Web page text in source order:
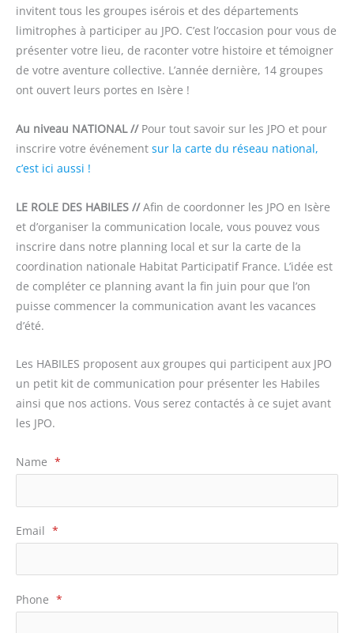
invitent tous les groupes isérois et des départements
limitrophes à participer au JPO. C’est l’occasion pour vous de
présenter votre lieu, de raconter votre histoire et témoigner
de votre aventure collective. L’année dernière, 14 groupes
ont ouvert leurs portes en Isère !
Au niveau NATIONAL //Pour tout savoir sur les JPO et pour
inscrire votre événement sur la carte du réseau national,
c’est ici aussi !
LE ROLE DES HABILES //Afin de coordonner les JPO en Isère
et d’organiser la communication locale, vous pouvez vous
inscrire dans notre planning local et sur la carte de la
coordination nationale Habitat Participatif France. L’idée est
de compléter ce planning avant la fin juin pour que l’on
puisse commencer la communication avant les vacances
d’été.
Les HABILES proposent aux groupes qui participent aux JPO
un petit kit de communication pour présenter les Habiles
ainsi que nos actions. Vous serez contactés à ce sujet avant
les JPO.
Name *
Email *
Phone *